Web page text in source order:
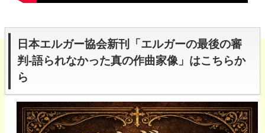
日本エルガー協会新刊「エルガーの最後の審
判-語られなかった真の作曲家像」はこちらか
ら